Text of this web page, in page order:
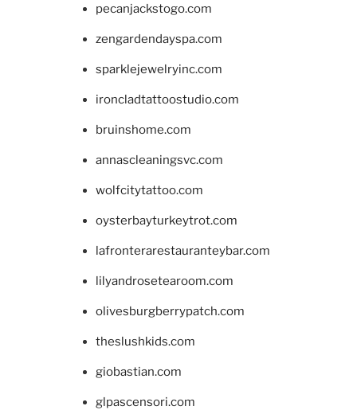
pecanjackstogo.com
zengardendayspa.com
sparklejewelryinc.com
ironcladtattoostudio.com
bruinshome.com
annascleaningsvc.com
wolfcitytattoo.com
oysterbayturkeytrot.com
lafronterarestauranteybar.com
lilyandrosetearoom.com
olivesburgberrypatch.com
theslushkids.com
giobastian.com
glpascensori.com